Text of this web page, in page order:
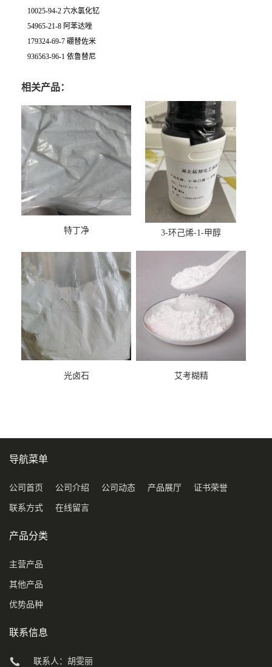
10025-94-2 六水氯化钇
54965-21-8 阿苯达唑
179324-69-7 硼替佐米
936563-96-1 依鲁替尼
相关产品：
特丁净 3-环己烯-1-甲醇
光卤石 艾考糊精
导航菜单
公司首页 公司介绍 公司动态 产品展厅 证书荣誉
联系方式 在线留言
产品分类
主营产品
其他产品
优势品种
联系信息
联系人：胡雯丽